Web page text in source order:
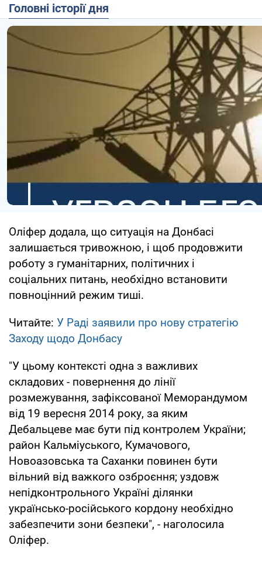
Головні історії дня
Оліфер додала, що ситуація на Донбасі
залишається тривожною, і щоб продовжити
роботу з гуманітарних, політичних і
соціальних питань, необхідно встановити
повноцінний режим тиші.
Читайте: У Раді заявили про нову стратегію
Заходу щодо Донбасу
"У цьому контексті одна з важливих
складових - повернення до лінії
розмежування, зафіксованої Меморандумом
від 19 вересня 2014 року, за яким
Дебальцеве має бути під контролем України;
район Кальміуського, Кумачового,
Новоазовська та Саханки повинен бути
вільний від важкого озброєння; уздовж
непідконтрольного Україні ділянки
українсько-російського кордону необхідно
забезпечити зони безпеки", - наголосила
Оліфер.